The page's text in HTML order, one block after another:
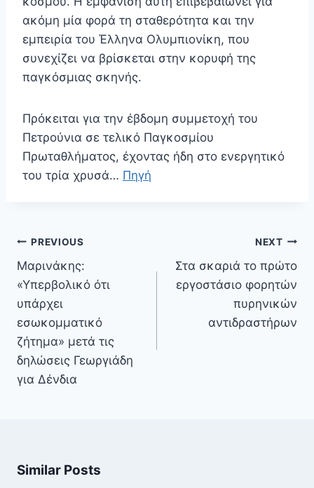
ακόμη μία φορά τη σταθερότητα και την
εμπειρία του Έλληνα Ολυμπιονίκη, που
συνεχίζει να βρίσκεται στην κορυφή της
παγκόσμιας σκηνής.
Πρόκειται για την έβδομη συμμετοχή του
Πετρούνια σε τελικό Παγκοσμίου
Πρωταθλήματος, έχοντας ήδη στο ενεργητικό
του τρία χρυσά… Πηγή
Πλοήγηση
άρθρων
PREVIOUS
Μαρινάκης:
«Υπερβολικό ότι
υπάρχει
εσωκομματικό
ζήτημα» μετά τις
δηλώσεις Γεωργιάδη
για Δένδια
NEXT
Στα σκαριά το πρώτο
εργοστάσιο φορητών
πυρηνικών
αντιδραστήρων
Similar Posts